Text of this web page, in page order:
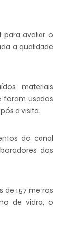
para avaliar o
a qualidade
materiais
foram usados
a visita.
do canal
dos
de 157 metros
de vidro, o